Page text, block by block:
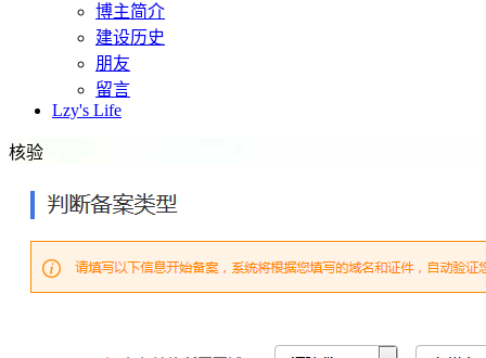
博主简介
建设历史
朋友
留言
Lzy's Life
核验